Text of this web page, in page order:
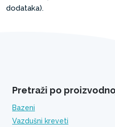
dodataka).
Pretraži po
Bazeni
Vazdušni kreveti